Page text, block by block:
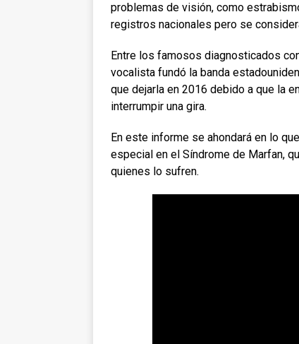
problemas de visión, como
registros nacionales pero se
Entre los famosos diagnosticados
vocalista fundó la banda
que dejarla en 2016 debido a que la
interrumpir una gira.
En este informe se ahondará en lo
especial en el Síndrome de Marfan,
quienes lo sufren.